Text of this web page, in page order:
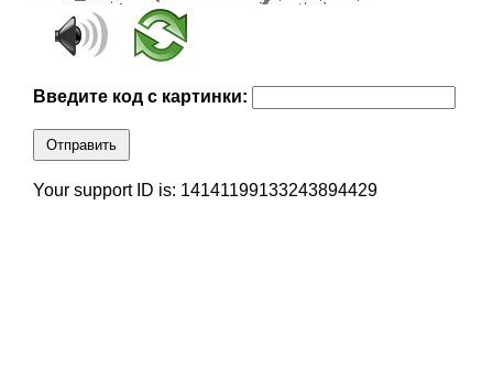
Введите код с картинки:
Отправить
Your support ID is: 14141199133243894429